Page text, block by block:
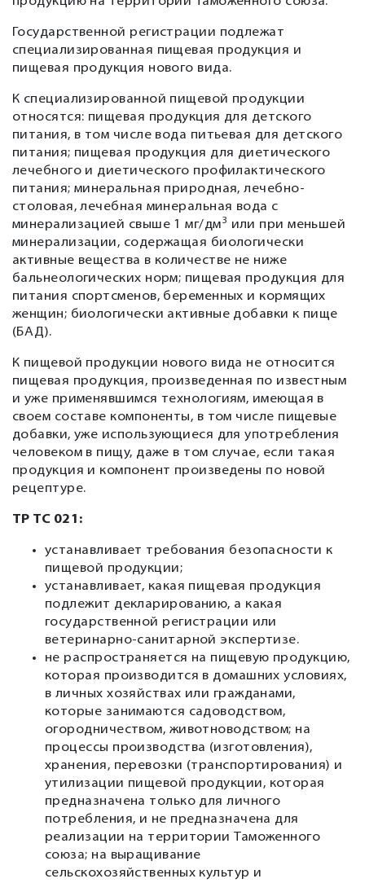
Государственной регистрации подлежат
специализированная пищевая продукция и
пищевая продукция нового вида.
К специализированной пищевой продукции
относятся: пищевая продукция для детского
питания, в том числе вода питьевая для детского
питания; пищевая продукция для диетического
лечебного и диетического профилактического
питания; минеральная природная, лечебно-
столовая, лечебная минеральная вода с
минерализацией свыше 1 мг/дм3 или при меньшей
минерализации, содержащая биологически
активные вещества в количестве не ниже
бальнеологических норм; пищевая продукция для
питания спортсменов, беременных и кормящих
женщин; биологически активные добавки к пище
(БАД).
К пищевой продукции нового вида не относится
пищевая продукция, произведенная по известным
и уже применявшимся технологиям, имеющая в
своем составе компоненты, в том числе пищевые
добавки, уже использующиеся для употребления
человеком в пищу, даже в том случае, если такая
продукция и компонент произведены по новой
рецептуре.
ТР ТС 021:
устанавливает требования безопасности к
пищевой продукции;
устанавливает, какая пищевая продукция
подлежит декларированию, а какая
государственной регистрации или
ветеринарно-санитарной экспертизе.
не распространяется на пищевую продукцию,
которая производится в домашних условиях,
в личных хозяйствах или гражданами,
которые занимаются садоводством,
огородничеством, животноводством; на
процессы производства (изготовления),
хранения, перевозки (транспортирования) и
утилизации пищевой продукции, которая
предназначена только для личного
потребления, и не предназначена для
реализации на территории Таможенного
союза; на выращивание
сельскохозяйственных культур и